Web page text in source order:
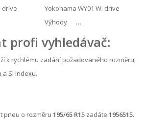
drive
Yokohama WY01 W. drive
Výhody …
profi vyhledávač:
k rychlému zadání požadovaného rozměru,
SI indexu.
pneu o rozměru 195/65 R15 zadáte 1956515.